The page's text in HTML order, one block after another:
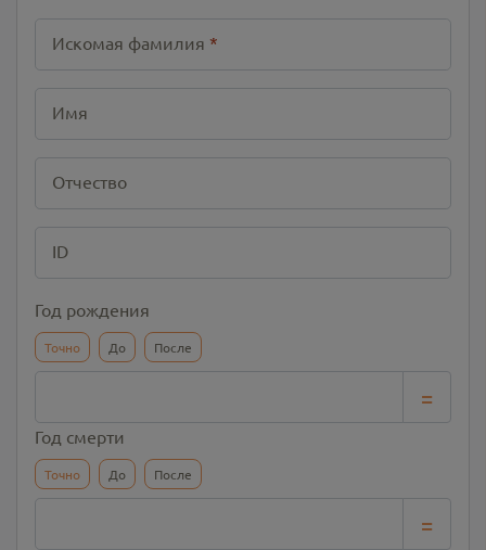
Искомая фамилия *
Имя
Отчество
ID
Год рождения
Точно До После
=
Год смерти
Точно До После
=